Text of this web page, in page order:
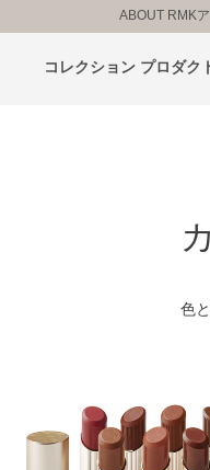
ABOUT RMK
コレクション プロダク
色